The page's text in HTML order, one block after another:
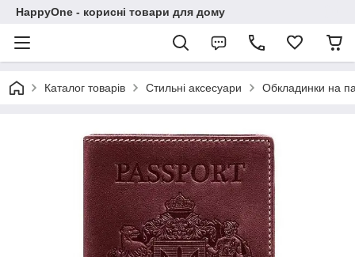
HappyOne - корисні товари для дому
Каталог товарів Стильні аксесуари Обкладинки на